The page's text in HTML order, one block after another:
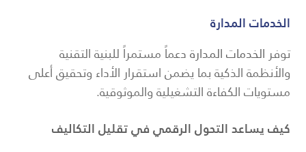
الخدمات المدارة
توفر الخدمات المدارةدعماً مستمراً للبنية التقنية
والأنظمة الذكية بما يضمن استقرار الأداء وتحقيق أعلى
مستويات الكفاءة التشغيلية والموثوقية.
كيف يساعد التحول الرقمي في تقليل التكاليف